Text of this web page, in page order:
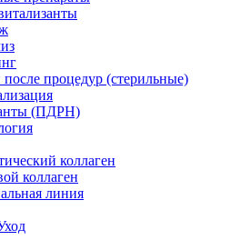
процедур (стерильные)
(ПДРН)
коллаген
коллаген
линия